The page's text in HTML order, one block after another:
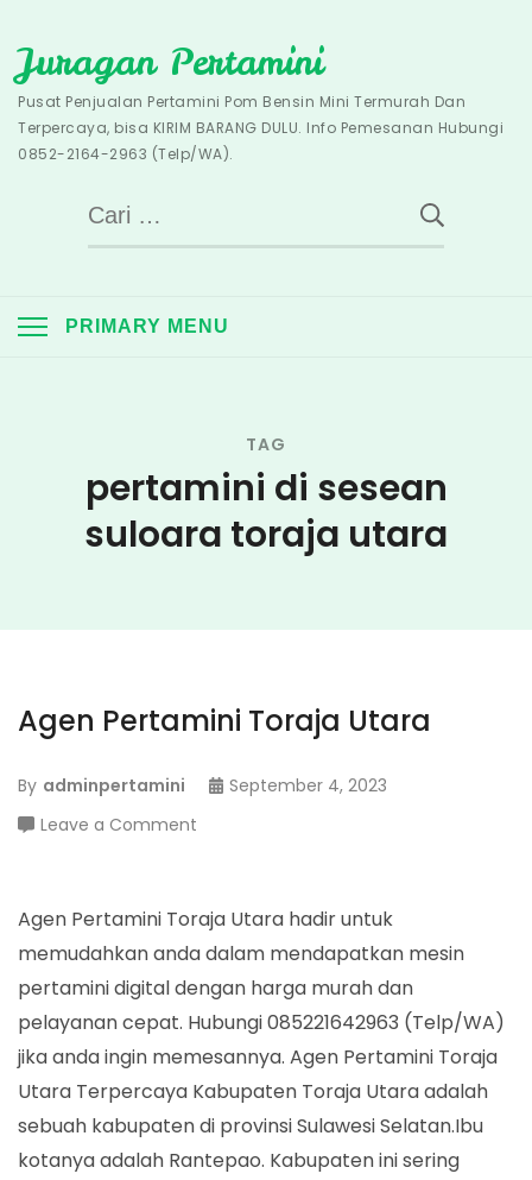
to
content
Juragan Pertamini
Pusat Penjualan Pertamini Pom Bensin Mini Termurah Dan
Terpercaya, bisa KIRIM BARANG DULU. Info Pemesanan Hubungi
0852-2164-2963 (Telp/WA).
Cari
untuk:
PRIMARY MENU
TAG
pertamini di sesean
suloara toraja utara
Agen Pertamini Toraja Utara
By adminpertamini
September 4, 2023
Leave a Comment
Toraja
Utara
Agen Pertamini Toraja Utara hadir untuk
memudahkan anda dalam mendapatkan mesin
pertamini digital dengan harga murah dan
pelayanan cepat. Hubungi 085221642963 (Telp/WA)
jika anda ingin memesannya. Agen Pertamini Toraja
Utara Terpercaya Kabupaten Toraja Utara adalah
sebuah kabupaten di provinsi Sulawesi Selatan.Ibu
kotanya adalah Rantepao. Kabupaten ini sering